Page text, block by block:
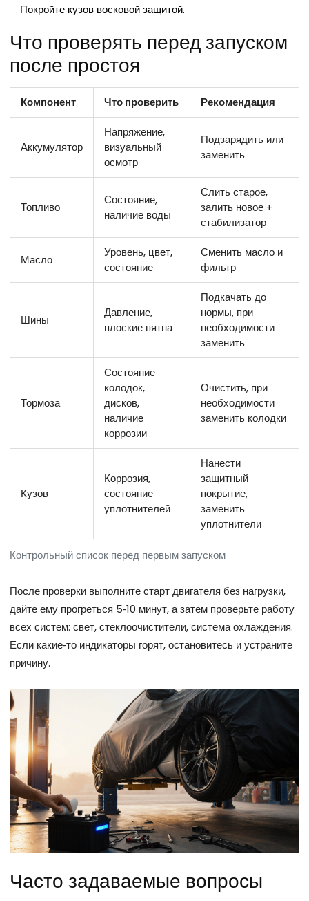
Покройте кузов восковой защитой.
Что проверять перед запуском
после простоя
Контрольный список перед первым запуском
Компонент Что проверить Рекомендация
Аккумулятор
Напряжение,
визуальный
осмотр
Подзарядить или
заменить
Топливо
Состояние,
наличие воды
Слить старое,
залить новое +
стабилизатор
Масло
Уровень, цвет,
состояние
Сменить масло и
фильтр
Шины
Давление,
плоские пятна
Подкачать до
нормы, при
необходимости
заменить
Тормоза
Состояние
колодок,
дисков,
наличие
коррозии
Очистить, при
необходимости
заменить колодки
Кузов
Коррозия,
состояние
уплотнителей
Нанести
защитный
покрытие,
заменить
уплотнители
После проверки выполните старт двигателя без нагрузки,
дайте ему прогреться 5‑10 минут, а затем проверьте работу
всех систем: свет, стеклоочистители, система охлаждения.
Если какие‑то индикаторы горят, остановитесь и устраните
причину.
Часто задаваемые вопросы